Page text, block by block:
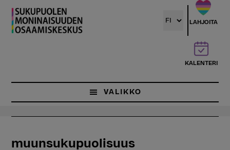
Hyppää
pääsisältöön
LAHJOITA
KALENTERI
VALIKKO
muunsukupuolisuus